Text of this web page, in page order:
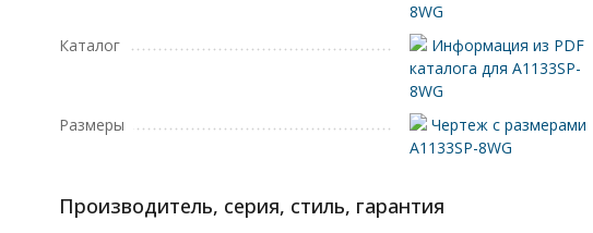
8WG
Каталог
Информация из PDF
каталога для A1133SP-
8WG
Размеры
Чертеж с размерами
A1133SP-8WG
Производитель, серия, стиль, гарантия